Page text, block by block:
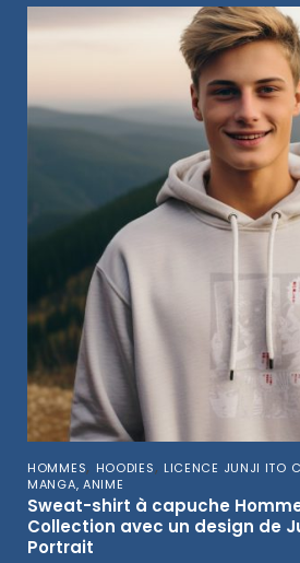
HOMMES, HOODIES, LICENCE JUNJI ITO
MANGA, ANIME
Sweat-shirt à capuche
Collection avec un design de
Portrait